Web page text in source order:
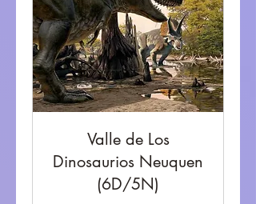
Valle de Los
Dinosaurios Neuquen
(6D/5N)